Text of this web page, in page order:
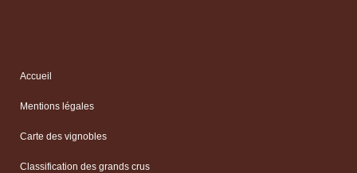
Accueil
Mentions légales
Carte des vignobles
Classification des grands crus